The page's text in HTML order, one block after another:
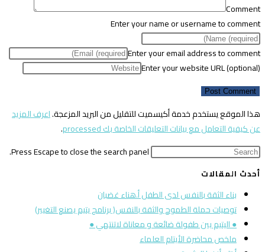
Comment
Enter your name or username to comment
Enter your email address to comment
Enter your website URL (optional)
هذا الموقع يستخدم خدمة أكيسميت للتقليل من البريد المزعجة.اعرف المزيد
عن كيفية التعامل مع بيانات التعليقات الخاصة بك processed
.
Press Escape to close the search panel.
أحدث المقالات
بناء الثقة بالنفس لدى الطفل أ.هناء غضبان
توصيات حملة الطموح والثقة بالنفس( برنامج يتيم يصنع التغيير)
● اليتيم بين طفولة ضائعة و معاناة لاتنتهي ●
ملخص محاضرة الأيتام العلماء